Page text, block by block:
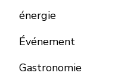
énergie
Événement
Gastronomie